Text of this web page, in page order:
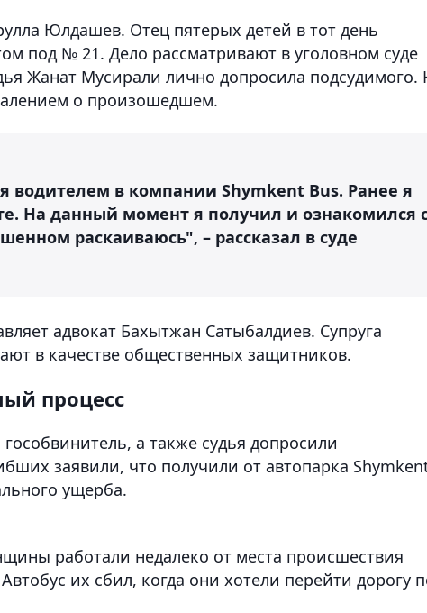
Юлдашев. Отец пятерых детей в тот день
под № 21. Дело рассматривают в уголовном суде
Жанат Мусирали лично допросила подсудимого.
о произошедшем.
водителем в компании Shymkent Bus. Ранее я
На данный момент я получил и ознакомился
раскаиваюсь", – рассказал в суде
адвокат Бахытжан Сатыбалдиев. Супруга
в качестве общественных защитников.
процесс
а также судья допросили
заявили, что получили от автопарка
ущерба.
работали недалеко от места происшествия
их сбил, когда они хотели перейти дорогу